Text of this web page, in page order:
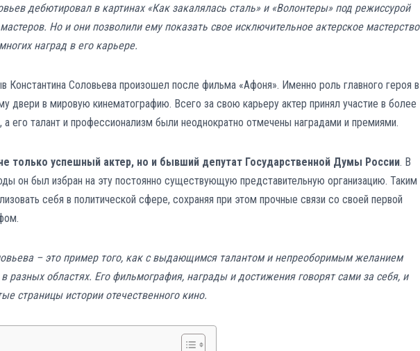
дебютировал в картинах «Как закалялась сталь» и «Волонтеры» под режиссурой
Но и они позволили ему показать свое исключительное актерское мастерство
наград в его карьере.
Константина Соловьева произошел после фильма «Афоня». Именно роль главного героя в
двери в мировую кинематографию. Всего за свою карьеру актер принял участие в более
его талант и профессионализм были неоднократно отмечены наградами и премиями.
только успешный актер, но и бывший депутат Государственной Думы России. В
он был избран на эту постоянно существующую представительную организацию. Таким
себя в политической сфере, сохраняя при этом прочные связи со своей первой
– это пример того, как с выдающимся талантом и непреоборимым желанием
разных областях. Его фильмография, награды и достижения говорят сами за себя, и
страницы истории отечественного кино.